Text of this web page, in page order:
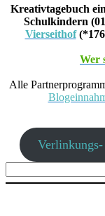
Kreativtagebuch
Schulkindern
Vierseithof
Wer
Alle
nach: